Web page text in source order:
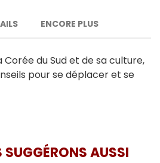
ENCORE PLUS
du Sud et de sa culture,
pour se déplacer et se
AUSSI